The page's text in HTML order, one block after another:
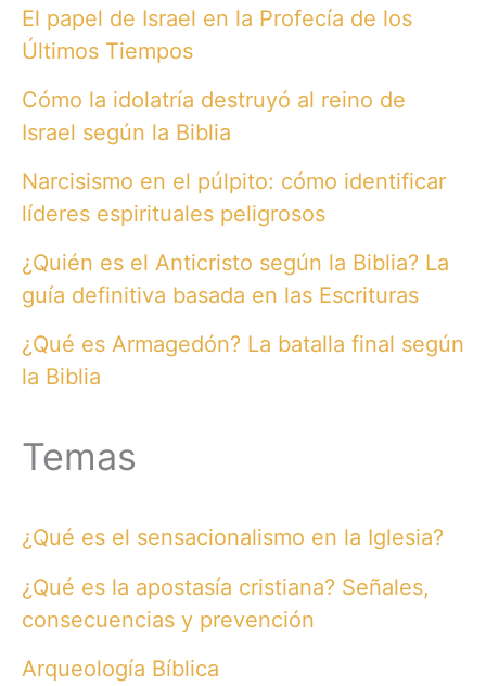
El papel de Israel en la Profecía de los
Últimos Tiempos
Cómo la idolatría destruyó al reino de
Israel según la Biblia
Narcisismo en el púlpito: cómo identificar
líderes espirituales peligrosos
¿Quién es el Anticristo según la Biblia? La
guía definitiva basada en las Escrituras
¿Qué es Armagedón? La batalla final según
la Biblia
Temas
¿Qué es el sensacionalismo en la Iglesia?
¿Qué es la apostasía cristiana? Señales,
consecuencias y prevención
Arqueología Bíblica